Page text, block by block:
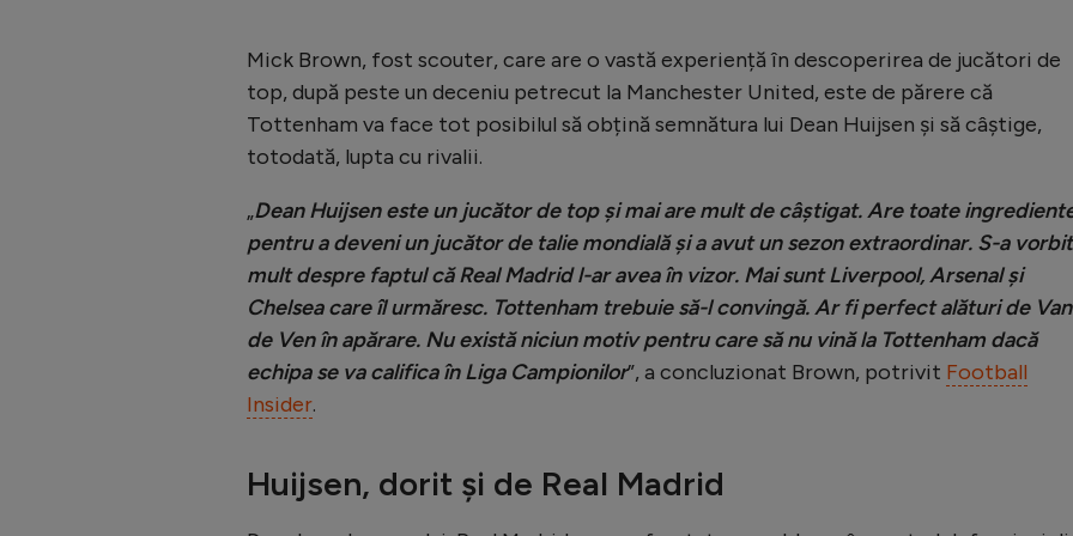
Mick Brown, fost scouter, care are o vastă experiență în descoperirea de jucători de
top, după peste un deceniu petrecut la Manchester United, este de părere că
Tottenham va face tot posibilul să obțină semnătura lui Dean Huijsen și să câștige,
totodată, lupta cu rivalii.
„Dean Huijsen este un jucător de top și mai are mult de câștigat. Are toate
pentru a deveni un jucător de talie mondială și a avut un sezon extraordinar. S-a vorbit
mult despre faptul că Real Madrid l-ar avea în vizor. Mai sunt Liverpool, Arsenal și
Chelsea care îl urmăresc. Tottenham trebuie să-l convingă. Ar fi perfect alături de Van
de Ven în apărare. Nu există niciun motiv pentru care să nu vină la Tottenham dacă
echipa se va califica în Liga Campionilor”, a concluzionat Brown, potrivit Football
Insider.
Huijsen, dorit și de Real Madrid